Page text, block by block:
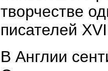
творчестве
писателей
В Англии